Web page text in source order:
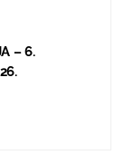
– 6.